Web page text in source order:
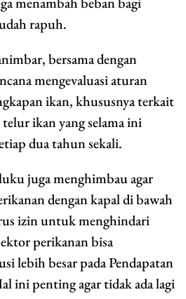
rapuh.
bersama dengan
mengevaluasi aturan
ikan, khususnya terkait
ikan yang selama ini
dua tahun sekali.
juga menghimbau agar
dengan kapal di bawah
izin untuk menghindari
perikanan bisa
lebih besar pada Pendapatan
ini penting agar tidak ada lagi